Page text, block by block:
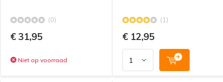
(0)
€ 31,95
Niet op voorraad
(1)
€ 12,95